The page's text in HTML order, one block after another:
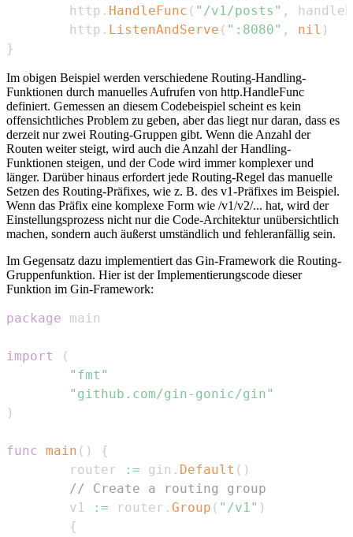
        http
. HandleFunc ( "/v1/posts" ,
        http
. ListenAndServe ( ":8080" , nil )
}
Im obigen Beispiel werden verschiedene Routing-Handling-
Funktionen durch manuelles Aufrufen von http.HandleFunc
definiert. Gemessen an diesem Codebeispiel scheint es kein
offensichtliches Problem zu geben, aber das liegt nur daran, dass es
derzeit nur zwei Routing-Gruppen gibt. Wenn die Anzahl der
Routen weiter steigt, wird auch die Anzahl der Handling-
Funktionen steigen, und der Code wird immer komplexer und
länger. Darüber hinaus erfordert jede Routing-Regel das manuelle
Setzen des Routing-Präfixes, wie z. B. des v1-Präfixes im Beispiel.
Wenn das Präfix eine komplexe Form wie /v1/v2/... hat, wird der
Einstellungsprozess nicht nur die Code-Architektur unübersichtlich
machen, sondern auch äußerst umständlich und fehleranfällig sein.
Im Gegensatz dazu implementiert das Gin-Framework die Routing-
Gruppenfunktion. Hier ist der Implementierungscode dieser
Funktion im Gin-Framework:
package
import
(
"fmt"
"github.com/gin-gonic/gin"
)
func main ( )
{
        router
:= gin . Default ( )
// Create a routing group
        v1
:= router . Group ( "/v1" )
{